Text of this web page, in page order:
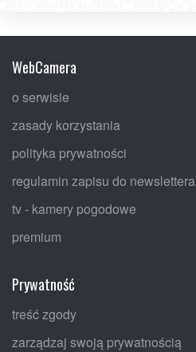
WebCamera
o serwisie
zasady korzystania
polityka prywatności
regulamin zapisu do newslettera
tv - kamery pogodowe
premium
Prywatność
treść zgody
zarządzaj swoją prywatnością